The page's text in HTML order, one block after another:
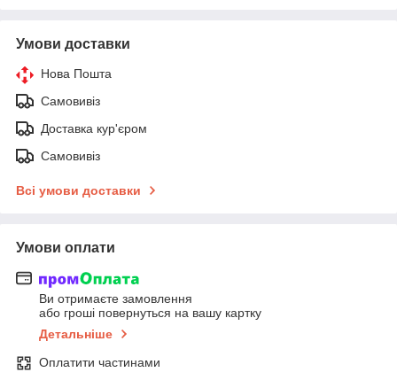
Умови доставки
Нова Пошта
Самовивіз
Доставка кур'єром
Самовивіз
Всі умови доставки
Умови оплати
Ви отримаєте замовлення
або гроші повернуться на вашу картку
Детальніше
Оплатити частинами